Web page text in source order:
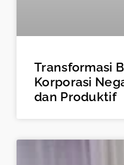
Transformasi
Korporasi
dan Produktif